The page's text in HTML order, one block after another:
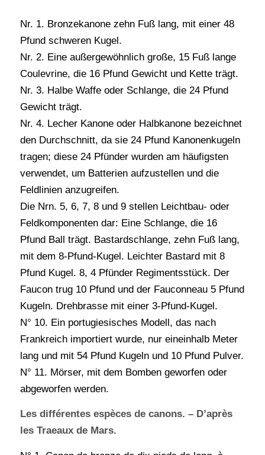
Nr. 1. Bronzekanone zehn Fuß lang, mit einer 48
Pfund schweren Kugel.
Nr. 2. Eine außergewöhnlich große, 15 Fuß lange
Coulevrine, die 16 Pfund Gewicht und Kette trägt.
Nr. 3. Halbe Waffe oder Schlange, die 24 Pfund
Gewicht trägt.
Nr. 4. Lecher Kanone oder Halbkanone bezeichnet
den Durchschnitt, da sie 24 Pfund Kanonenkugeln
tragen; diese 24 Pfünder wurden am häufigsten
verwendet, um Batterien aufzustellen und die
Feldlinien anzugreifen.
Die Nrn. 5, 6, 7, 8 und 9 stellen Leichtbau- oder
Feldkomponenten dar: Eine Schlange, die 16
Pfund Ball trägt. Bastardschlange, zehn Fuß lang,
mit dem 8-Pfund-Kugel. Leichter Bastard mit 8
Pfund Kugel. 8, 4 Pfünder Regimentsstück. Der
Faucon trug 10 Pfund und der Fauconneau 5 Pfund
Kugeln. Drehbrasse mit einer 3-Pfund-Kugel.
N° 10. Ein portugiesisches Modell, das nach
Frankreich importiert wurde, nur eineinhalb Meter
lang und mit 54 Pfund Kugeln und 10 Pfund Pulver.
N° 11. Mörser, mit dem Bomben geworfen oder
abgeworfen werden.
Les différentes espèces de canons. – D’après
les Traeaux de Mars.